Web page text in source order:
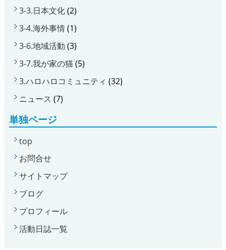
3-3.日本文化(2)
3-4.海外事情(1)
3-6.地域活動 (3)
3-7.我が家の猫(5)
3.ハロハロコミュニティ (32)
ニュース (7)
単独ページ
top
お問合せ
サイトマップ
ブログ
プロフィール
活動日誌一覧